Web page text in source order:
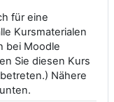
für eine
Kursmaterialen
bei Moodle
Sie diesen Kurs
Nähere